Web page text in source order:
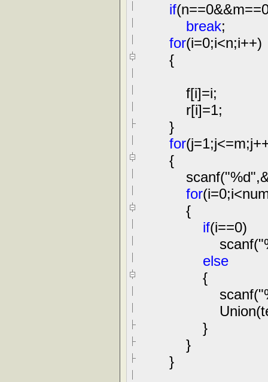
if(n==0&&m==
break;
for(i=0;i<n;i++)
{
f[i]=i;
r[i]=1;
}
for(j=1;j<=m;j
{
scanf("%d",
for(i=0;i<
{
if(i==0)
scanf("
else
{
scanf("
}
}
}